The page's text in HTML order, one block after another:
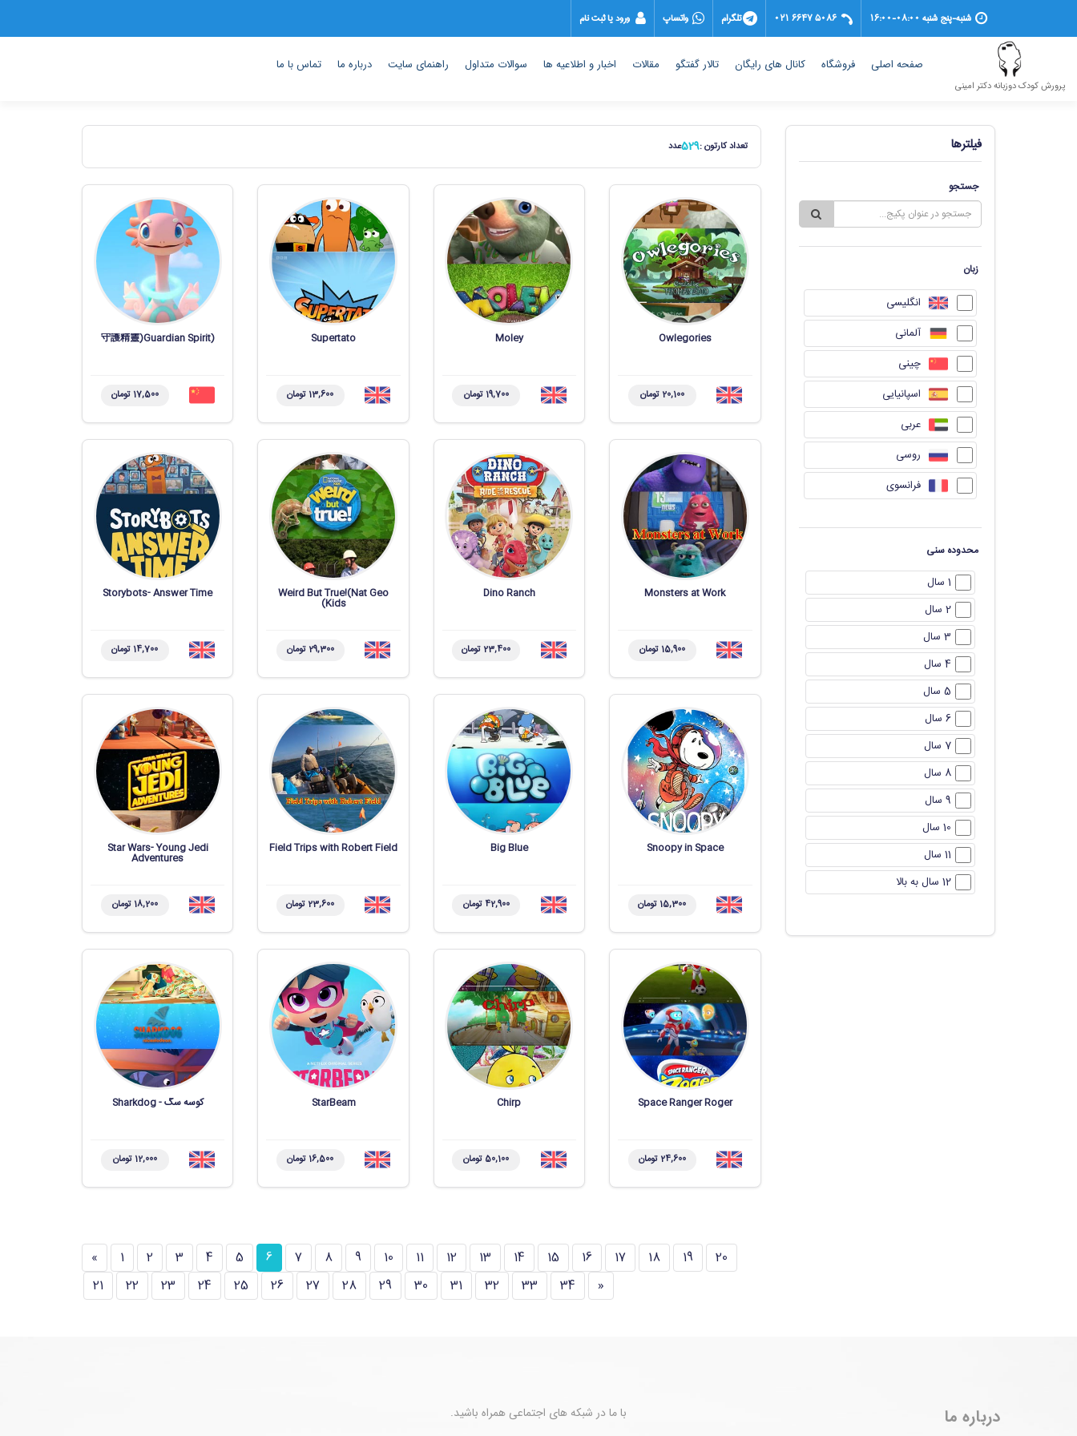
شنبه-پنج شنبه 08:00-16:00 021 6647 5086 تلگرام واتساپ ورود یا ثبت نام
پرورش کودک دوزبانه دکتر امینی
صفحه اصلی
(current) فروشگاه کانال های رایگان تالار گفتگو مقالات اخبار و اطلاعیه ها سوالات متداول راهنمای سایت درباره ما تماس با ما
فیلترها
جستجو
زبان
انگلیسی
آلمانی
چینی
اسپانیایی
عربی
روسی
فرانسوی
محدوده سنی
1 سال
2 سال
3 سال
4 سال
5 سال
6 سال
7 سال
8 سال
9 سال
10 سال
11 سال
12 سال به بالا
تعداد کارتون :529عدد
(守護精靈)Guardian Spirit
17,500 تومان
Supertato
13,600 تومان
Moley
19,700 تومان
Owlegories
20,100 تومان
Storybots- Answer Time
14,700 تومان
Weird But True!(Nat Geo
Kids)
29,300 تومان
Dino Ranch
23,400 تومان
Monsters at Work
15,900 تومان
Star Wars- Young Jedi
Adventures
18,200 تومان
Field Trips with Robert Field
23,600 تومان
Big Blue
42,900 تومان
Snoopy in Space
15,300 تومان
کوسه سگ - Sharkdog
12,000 تومان
StarBeam
16,500 تومان
Chirp
50,100 تومان
Space Ranger Roger
24,600 تومان
» 1 2 3 4 5 6 7 8 9 10 11 12 13 14 15 16 17 18 19
20
21
22 23 24 25 26 27 28 29 30 31 32 33 34 «
با ما در شبکه های اجتماعی همراه باشید. درباره ما